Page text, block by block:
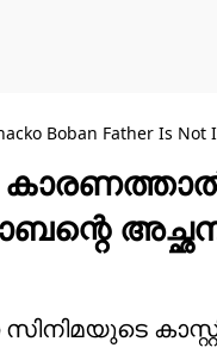
Boban Father Is
കാരണത്താൽ
അച്ഛന്
സിനിമയുടെ